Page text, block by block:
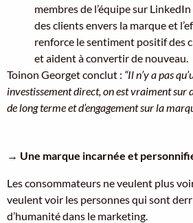
membres de l’équipe sur
des clients envers la marque et
renforce le sentiment positif des
et aident à convertir de nouveau.
Toinon Georget conclut : “Il n’y a pas
investissement direct, on est vraiment sur
de long terme et d’engagement sur la
→ Une marque incarnée et
Les consommateurs ne veulent plus
veulent voir les personnes qui sont
d’humanité dans le marketing.